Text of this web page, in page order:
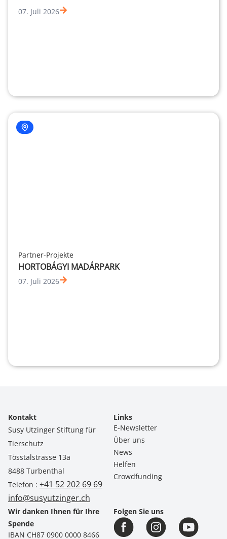
07. Juli 2026
Partner-Projekte
HORTOBÁGYI MADÁRPARK
07. Juli 2026
Kontakt
Susy Utzinger Stiftung für
Tierschutz
Tösstalstrasse 13a
8488 Turbenthal
Telefon : +41 52 202 69 69
info@susyutzinger.ch
Links
E-Newsletter
Über uns
News
Helfen
Crowdfunding
Wir danken Ihnen für Ihre
Spende
IBAN CH87 0900 0000 8466
Folgen Sie uns